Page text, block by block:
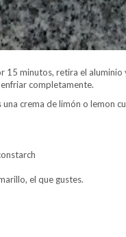
15 minutos, retira el
completamente.
crema de limón o lemon
el que gustes.